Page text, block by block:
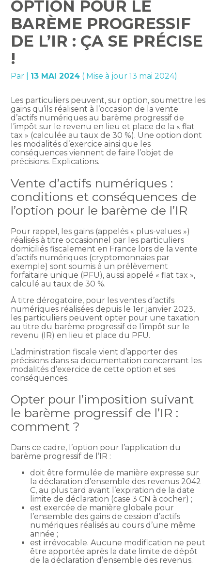
OPTION POUR LE
BARÈME PROGRESSIF
DE L’IR : ÇA SE PRÉCISE
!
Par 13 MAI 2024 ( Mise à jour 13 mai 2024)
Les particuliers peuvent, sur option, soumettre les
gains qu’ils réalisent à l’occasion de la vente
d’actifs numériques au barème progressif de
l’impôt sur le revenu en lieu et place de la « flat
tax » (calculée au taux de 30 %). Une option dont
les modalités d’exercice ainsi que les
conséquences viennent de faire l’objet de
précisions. Explications.
Vente d’actifs numériques :
conditions et conséquences de
l’option pour le barème de l’IR
Pour rappel, les gains (appelés « plus-values »)
réalisés à titre occasionnel par les particuliers
domiciliés fiscalement en France lors de la vente
d’actifs numériques (cryptomonnaies par
exemple) sont soumis à un prélèvement
forfaitaire unique (PFU), aussi appelé « flat tax »,
calculé au taux de 30 %.
À titre dérogatoire, pour les ventes d’actifs
numériques réalisées depuis le 1er janvier 2023,
les particuliers peuvent opter pour une taxation
au titre du barème progressif de l’impôt sur le
revenu (IR) en lieu et place du PFU.
L’administration fiscale vient d’apporter des
précisions dans sa documentation concernant les
modalités d’exercice de cette option et ses
conséquences.
Opter pour l’imposition suivant
le barème progressif de l’IR :
comment ?
Dans ce cadre, l’option pour l’application du
barème progressif de l’IR :
doit être formulée de manière expresse sur
la déclaration d’ensemble des revenus 2042
C, au plus tard avant l’expiration de la date
limite de déclaration (case 3 CN à cocher) ;
est exercée de manière globale pour
l’ensemble des gains de cession d’actifs
numériques réalisés au cours d’une même
année ;
est irrévocable. Aucune modification ne peut
être apportée après la date limite de dépôt
de la déclaration d’ensemble des revenus.